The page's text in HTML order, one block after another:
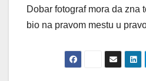
Dobar fotograf mora da zna
bio na pravom mestu u